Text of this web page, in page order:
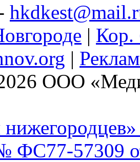
| Кор.
|
ООО
57309